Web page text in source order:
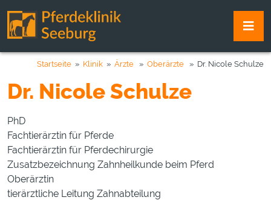
Startseite » Klinik » Ärzte » Oberärzte » Dr. Nicole Schulze
Dr. Nicole Schulze
PhD
Fachtierärztin für Pferde
Fachtierärztin für Pferdechirurgie
Zusatzbezeichnung Zahnheilkunde beim Pferd
Oberärztin
tierärztliche Leitung Zahnabteilung